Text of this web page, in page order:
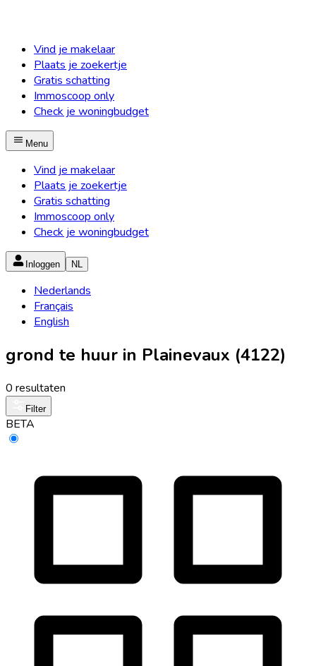
Vind je makelaar
Plaats je zoekertje
Gratis schatting
Immoscoop only
Check je woningbudget
Menu
Vind je makelaar
Plaats je zoekertje
Gratis schatting
Immoscoop only
Check je woningbudget
Inloggen NL
Nederlands
Français
English
grond te huur in Plainevaux (4122)
0 resultaten
Filter
BETA